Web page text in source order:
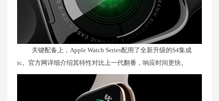
关键配备上，Apple Watch Series配用了全新升级的S4集成
ic。官方网详细介绍其特性对比上一代翻番，响应时间更快。